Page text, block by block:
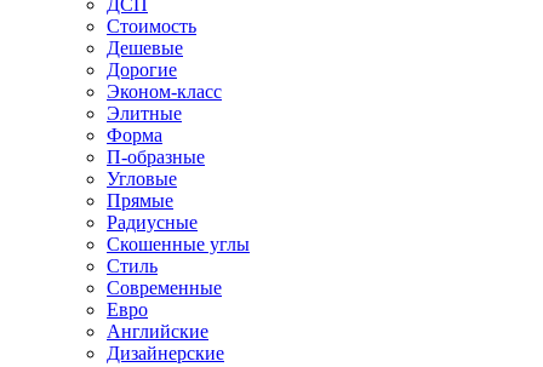
ДСП
Стоимость
Дешевые
Дорогие
Эконом-класс
Элитные
Форма
П-образные
Угловые
Прямые
Радиусные
Скошенные углы
Стиль
Современные
Евро
Английские
Дизайнерские